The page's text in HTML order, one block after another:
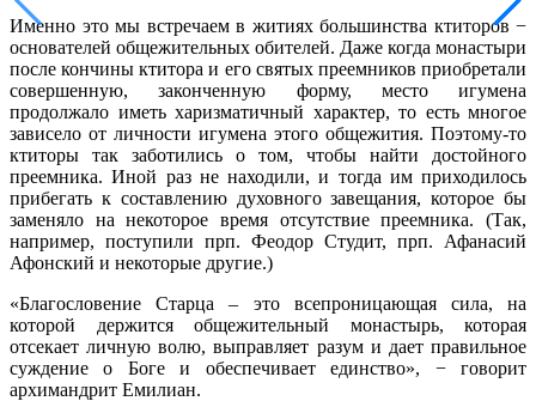
Именно это мы встречаем в житиях большинства ктиторов −
основателей общежительных обителей. Даже когда монастыри
после кончины ктитора и его святых преемников приобретали
совершенную, законченную форму, место игумена
продолжало иметь харизматичный характер, то есть многое
зависело от личности игумена этого общежития. Поэтому-то
ктиторы так заботились о том, чтобы найти достойного
преемника. Иной раз не находили, и тогда им приходилось
прибегать к составлению духовного завещания, которое бы
заменяло на некоторое время отсутствие преемника. (Так,
например, поступили прп. Феодор Студит, прп. Афанасий
Афонский и некоторые другие.)
«Благословение Старца – это всепроницающая сила, на
которой держится общежительный монастырь, которая
отсекает личную волю, выправляет разум и дает правильное
суждение о Боге и обеспечивает единство», − говорит
архимандрит Емилиан.